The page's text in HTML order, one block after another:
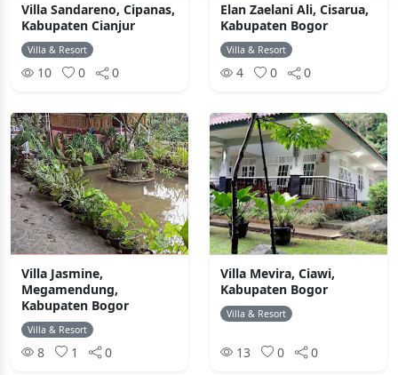
Villa Sandareno, Cipanas,
Kabupaten Cianjur
Villa & Resort
10 0 0
Elan Zaelani Ali, Cisarua,
Kabupaten Bogor
Villa & Resort
4 0 0
Villa Jasmine,
Megamendung,
Kabupaten Bogor
Villa & Resort
8 1 0
Villa Mevira, Ciawi,
Kabupaten Bogor
Villa & Resort
13 0 0